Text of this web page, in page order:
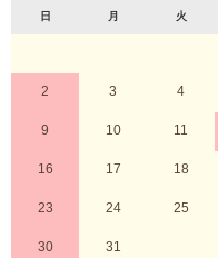
日 月 火
2 3 4
9 10 11
16 17 18
23 24 25
30 31